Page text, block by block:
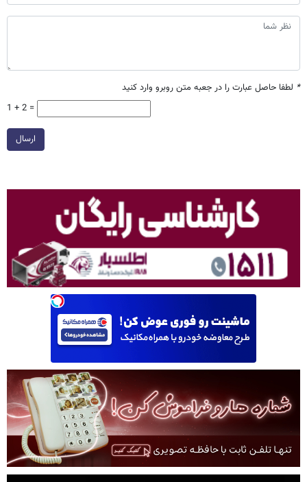
* لطفا حاصل عبارت را در جعبه متن روبرو وارد کنید
1 + 2 =
ارسال